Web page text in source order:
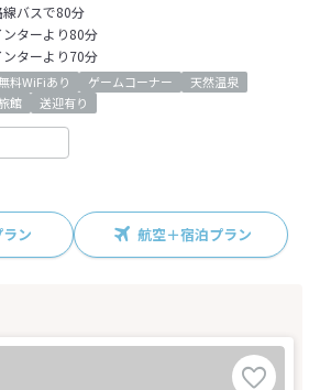
バスで80分
ターより80分
ンターより70分
料WiFiあり ゲームコーナー
天然温泉
館 送迎有り
ン 航空＋宿泊プラン